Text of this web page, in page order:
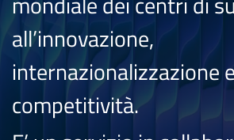
all’innovazione,
internazionalizzazione e
competitività.